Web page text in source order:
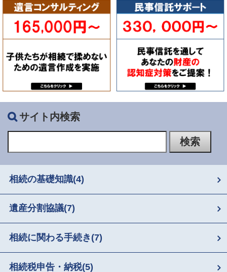
サイト内検索
相続の基礎知識(4)
遺産分割協議(7)
相続に関わる手続き (7)
相続税申告・納税(5)